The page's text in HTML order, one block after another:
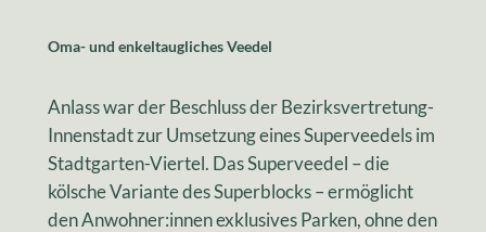
Oma- und enkeltaugliches Veedel
Anlass war der Beschluss der Bezirksvertretung-
Innenstadt zur Umsetzung eines Superveedels im
Stadtgarten-Viertel. Das Superveedel – die
kölsche Variante des Superblocks – ermöglicht
den Anwohner:innen exklusives Parken, ohne den